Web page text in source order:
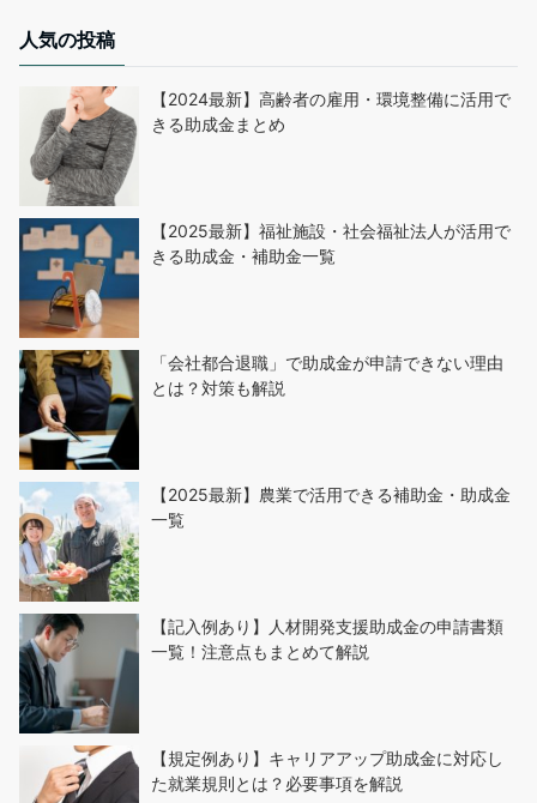
人気の投稿
【2024最新】高齢者の雇用・環境整備に活用で
きる助成金まとめ
【2025最新】福祉施設・社会福祉法人が活用で
きる助成金・補助金一覧
「会社都合退職」で助成金が申請できない理由
とは？対策も解説
【2025最新】農業で活用できる補助金・助成金
一覧
【記入例あり】人材開発支援助成金の申請書類
一覧！注意点もまとめて解説
【規定例あり】キャリアアップ助成金に対応し
た就業規則とは？必要事項を解説